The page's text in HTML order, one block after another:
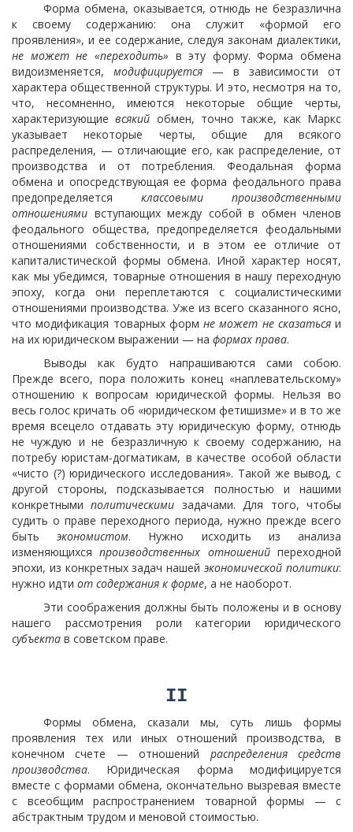
Форма обмена, оказывается, отнюдь не безразлична
к своему содержанию: она служит «формой его
проявления», и ее содержание, следуя законам диалектики,
не может не «переходить» в эту форму. Форма обмена
видоизменяется, модифицируется — в зависимости от
характера общественной структуры. И это, несмотря на то,
что, несомненно, имеются некоторые общие черты,
характеризующиевсякий обмен, точно также, как Маркс
указывает некоторые черты, общие для всякого
распределения, — отличающие его, как распределение, от
производства и от потребления. Феодальная форма
обмена и опосредствующая ее форма феодального права
предопределяется классовыми производственными
отношениями вступающих между собой в обмен членов
феодального общества, предопределяется феодальными
отношениями собственности, и в этом ее отличие от
капиталистической формы обмена. Иной характер носят,
как мы убедимся, товарные отношения в нашу переходную
эпоху, когда они переплетаются с социалистическими
отношениями производства. Уже из всего сказанного ясно,
что модификация товарных форм не может не сказатьсяи
на их юридическом выражении — на формах права.
Выводы как будто напрашиваются сами собою.
Прежде всего, пора положить конец «наплевательскому»
отношению к вопросам юридической формы. Нельзя во
весь голос кричать об «юридическом фетишизме» и в то же
время всецело отдавать эту юридическую форму, отнюдь
не чуждую и не безразличную к своему содержанию, на
потребу юристам-догматикам, в качестве особой области
«чисто (?) юридического исследования». Такой же вывод, с
другой стороны, подсказывается полностью и нашими
конкретнымиполитическими задачами. Для того, чтобы
судить о праве переходного периода, нужно прежде всего
бытьэкономистом. Нужно исходить из анализа
изменяющихсяпроизводственных отношенийпереходной
эпохи, из конкретных задач нашейэкономической политики:
нужно идти от содержания к форме, а не наоборот.
Эти соображения должны быть положены и в основу
нашего рассмотрения роли категории юридического
субъекта в советском праве.
II
Формы обмена, сказали мы, суть лишь формы
проявления тех или иных отношений производства, в
конечном счете — отношений распределения средств
производства. Юридическая форма модифицируется
вместе с формами обмена, окончательно вызревая вместе
с всеобщим распространением товарной формы — с
абстрактным трудом и меновой стоимостью.